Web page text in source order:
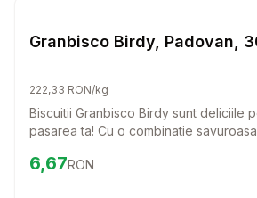
Granbisco Birdy, Padovan,
222,33 RON/kg
Biscuitii Granbisco Birdy sunt deliciile
pasarea ta! Cu o combinatie
sanatoasa de a diversifica alimentatia
Preț:6.67
6,67RON